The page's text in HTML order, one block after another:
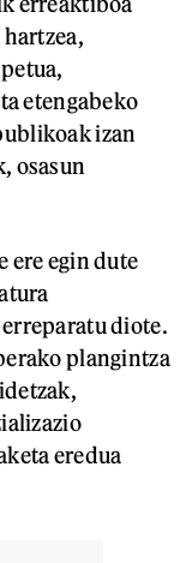
etengabeko
izan
osasun
ere egin dute
diote.
plangintza
eredua